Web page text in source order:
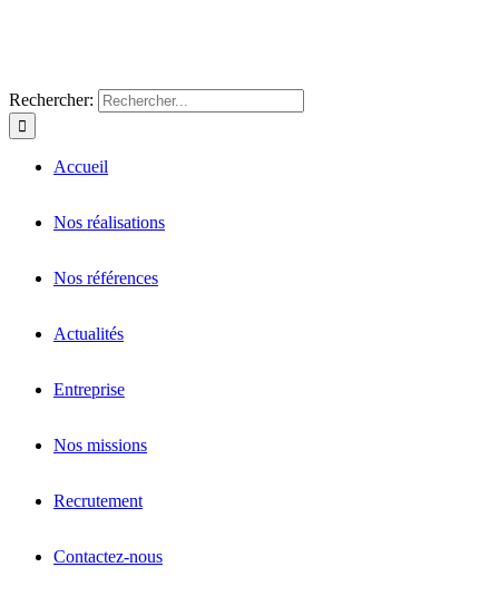
Rechercher:
Accueil
Nos réalisations
Nos références
Actualités
Entreprise
Nos missions
Recrutement
Contactez-nous